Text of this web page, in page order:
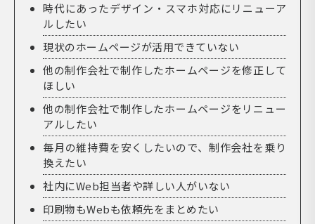
時代にあったデザイン・スマホ対応にリニューア
ルしたい
現状のホームページが活用できていない
他の制作会社で制作したホームページを修正して
ほしい
他の制作会社で制作したホームページをリニュー
アルしたい
毎月の維持費を安くしたいので、制作会社を乗り
換えたい
社内にWeb担当者や詳しい人がいない
印刷物もWebも依頼先をまとめたい